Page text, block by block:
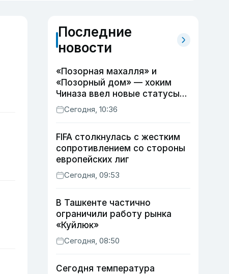
Последние
новости
«Позорная махалля» и
«Позорный дом» — хоким
Чиназа ввел новые статусы
для неблагоустроенных
территорий
Сегодня, 10:36
FIFA столкнулась с жестким
сопротивлением со стороны
европейских лиг
Сегодня, 09:53
В Ташкенте частично
ограничили работу рынка
«Куйлюк»
Сегодня, 08:50
Сегодня температура